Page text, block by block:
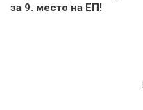
за 9. место на ЕП!